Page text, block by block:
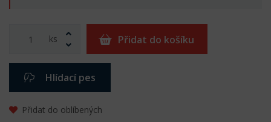
ks Přidat do košíku
Hlídací pes
Přidat do oblíbených